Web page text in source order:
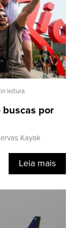
leitura
buscas por
Kayak
Leia mais